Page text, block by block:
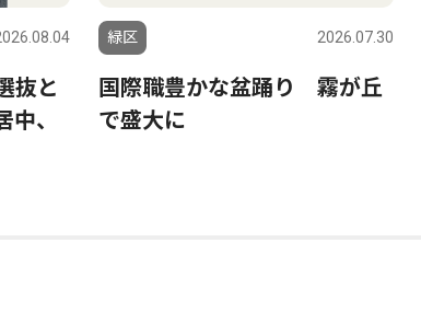
抜と
、
緑区 2026.07.30
国際職豊かな盆踊り 霧が丘
で盛大に